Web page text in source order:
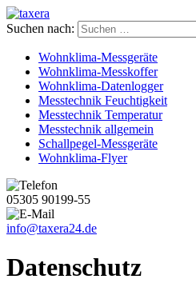
Suchen nach:
Wohnklima-Messgeräte
Wohnklima-Messkoffer
Wohnklima-Datenlogger
Messtechnik Feuchtigkeit
Messtechnik Temperatur
Messtechnik allgemein
Schallpegel-Messgeräte
Wohnklima-Flyer
05305 90199-55
info@taxera24.de
Datenschutz